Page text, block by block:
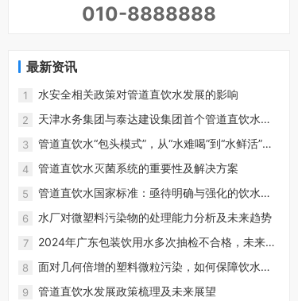
010-8888888
最新资讯
1 水安全相关政策对管道直饮水发展的影响
2
天津水务集团与泰达建设集团首个管道直饮水项
目正式签约
3
管道直饮水“包头模式”，从“水难喝”到“水鲜活”的
蜕变！
4 管道直饮水灭菌系统的重要性及解决方案
5
管道直饮水国家标准：亟待明确与强化的饮水安
全防线
6 水厂对微塑料污染物的处理能力分析及未来趋势
7
2024年广东包装饮用水多次抽检不合格，未来饮
用水行业如何发展？
8
面对几何倍增的塑料微粒污染，如何保障饮水安
全？
9 管道直饮水发展政策梳理及未来展望